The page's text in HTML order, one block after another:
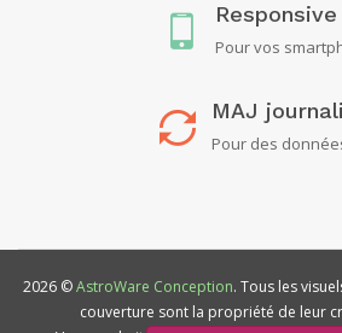
Responsive
Pour vos
MAJ
Pour des
2026 ©AstroWare Conception. Tous les
couverture sont la propriété de leur